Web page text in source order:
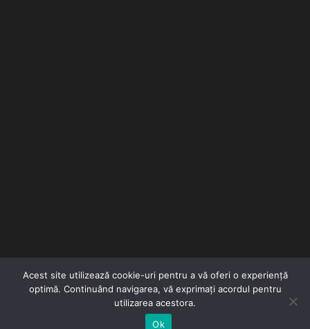
Acest site utilizează cookie-uri pentru a vă oferi o experiență
optimă. Continuând navigarea, vă exprimați acordul pentru
utilizarea acestora.
Ok